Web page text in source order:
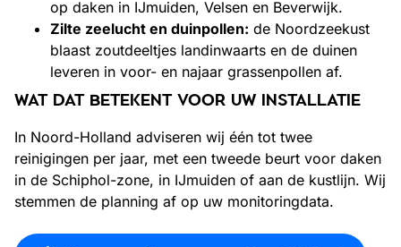
op daken in IJmuiden, Velsen en Beverwijk.
Zilte zeelucht en duinpollen: de Noordzeekust
blaast zoutdeeltjes landinwaarts en de duinen
leveren in voor- en najaar grassenpollen af.
WAT DAT BETEKENT VOOR UW INSTALLATIE
In Noord-Holland adviseren wij één tot twee
reinigingen per jaar, met een tweede beurt voor daken
in de Schiphol-zone, in IJmuiden of aan de kustlijn. Wij
stemmen de planning af op uw monitoringdata.